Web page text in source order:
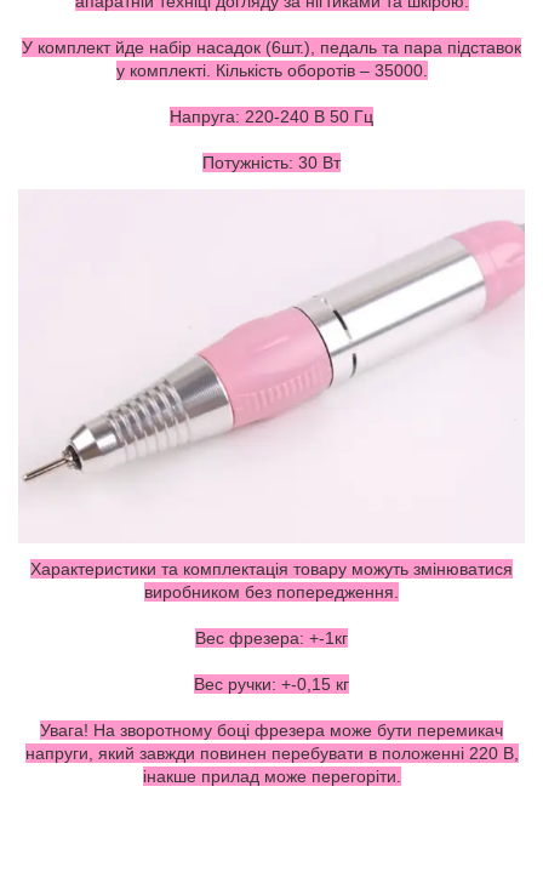
У комплект йде набір насадок (6шт.), педаль та пара підставок
у комплекті. Кількість оборотів – 35000.
Напруга: 220-240 В 50 Гц
Потужність: 30 Вт
Характеристики та комплектація товару можуть змінюватися
виробником без попередження.
Вес фрезера: +-1кг
Вес ручки: +-0,15 кг
Увага! На зворотному боці фрезера може бути перемикач
напруги, який завжди повинен перебувати в положенні 220 В,
інакше прилад може перегоріти.